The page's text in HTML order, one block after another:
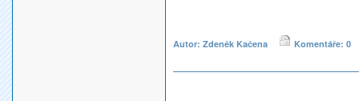
Autor: Zdeněk Kačena Komentáře: 0